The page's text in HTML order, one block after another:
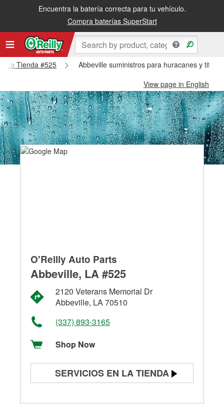
Encuentra la batería correcta para tu vehículo.
Compra baterías SuperStart
Tienda #525
Abbeville suministros para huracanes y
View page in English
O'Reilly Auto Parts
Abbeville, LA #525
2120 Veterans Memorial Dr
Abbeville, LA 70510
(337) 893-3165
Shop Now
SERVICIOS EN LA TIENDA